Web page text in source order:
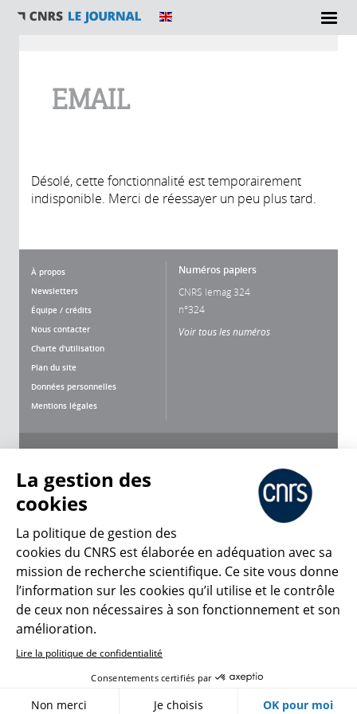
EMAIL
Désolé, cette fonctionnalité est temporairement
indisponible. Merci de réessayer un peu plus tard.
À propos
Newsletters
Équipe / crédits
Nous contacter
Charte d'utilisation
Plan du site
Données personnelles
Mentions légales
Numéros papiers
CNRS lemag 324
n°324
Voir tous les numéros
CNRS Le Mag
© 2026, CNRS
Créer un compte Se connecter
Gestion des cookies
La gestion des
cookies
La politique de gestion des
cookies du CNRS est élaborée en adéquation avec sa
mission de recherche scientifique. Ce site vous donne
l’information sur les cookies qu’il utilise et le contrôle
de ceux non nécessaires à son fonctionnement et son
amélioration.
Lire la politique de confidentialité
Consentements certifiés par
Non merci Je choisis OK pour moi